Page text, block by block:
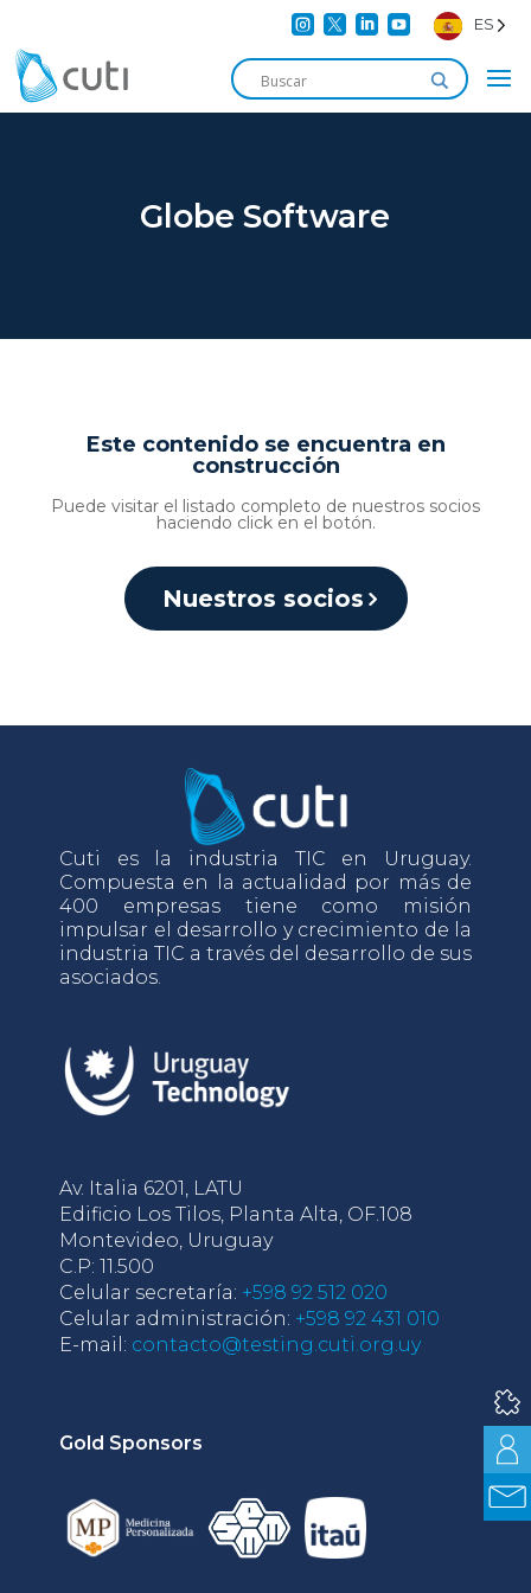
    ES
Globe Software
Este contenido se encuentra en
construcción
Puede visitar el listado completo de nuestros socios
haciendo click en el botón.
Nuestros socios
Cuti es la industria TIC en Uruguay.
Compuesta en la actualidad por más de
400 empresas tiene como misión
impulsar el desarrollo y crecimiento de la
industria TIC a través del desarrollo de sus
asociados.
Av. Italia 6201, LATU
Edificio Los Tilos, Planta Alta, OF.108
Montevideo, Uruguay
C.P: 11.500
Celular secretaría: +598 92 512 020
Celular administración: +598 92 431 010
E-mail: contacto@testing.cuti.org.uy
Gold Sponsors